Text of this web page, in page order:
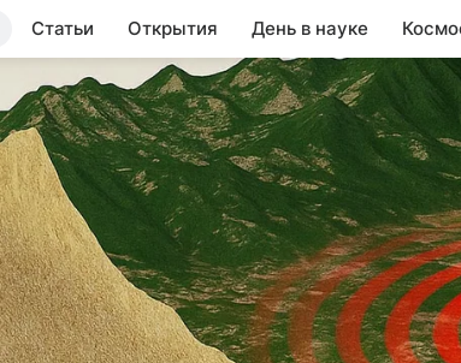
Статьи Открытия День в науке